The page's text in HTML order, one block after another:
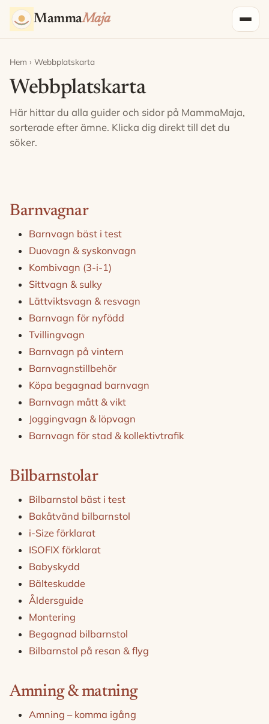
Hoppa till innehåll
MammaMaja
Hem › Webbplatskarta
Webbplatskarta
Här hittar du alla guider och sidor på MammaMaja,
sorterade efter ämne. Klicka dig direkt till det du
söker.
Barnvagnar
Barnvagn bäst i test
Duovagn & syskonvagn
Kombivagn (3-i-1)
Sittvagn & sulky
Lättviktsvagn & resvagn
Barnvagn för nyfödd
Tvillingvagn
Barnvagn på vintern
Barnvagnstillbehör
Köpa begagnad barnvagn
Barnvagn mått & vikt
Joggingvagn & löpvagn
Barnvagn för stad & kollektivtrafik
Bilbarnstolar
Bilbarnstol bäst i test
Bakåtvänd bilbarnstol
i-Size förklarat
ISOFIX förklarat
Babyskydd
Bälteskudde
Åldersguide
Montering
Begagnad bilbarnstol
Bilbarnstol på resan & flyg
Amning & matning
Amning – komma igång